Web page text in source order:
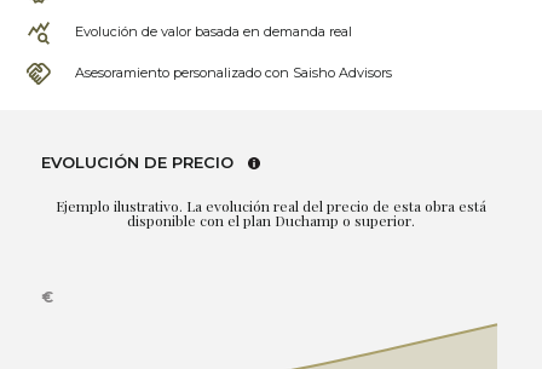
Evolución de valor basada en demanda real
Asesoramiento personalizado con Saisho Advisors
EVOLUCIÓN DE PRECIO
Ejemplo ilustrativo. La evolución real del precio de esta obra está
disponible con el plan Duchamp o superior.